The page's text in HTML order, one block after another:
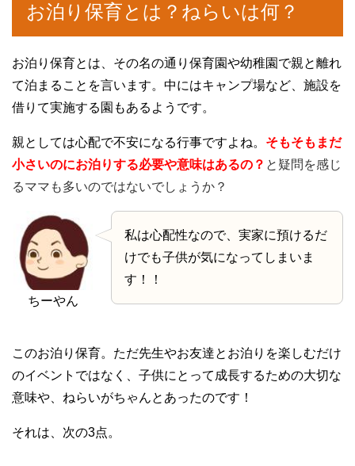
お泊り保育とは？ねらいは何？
お泊り保育とは、その名の通り保育園や幼稚園で親と離れ
て泊まることを言います。中にはキャンプ場など、施設を
借りて実施する園もあるようです。
親としては心配で不安になる行事ですよね。 そもそもまだ
小さいのにお泊りする必要や意味はあるの？ と疑問を感じ
るママも多いのではないでしょうか？
ちーやん
私は心配性なので、実家に預けるだ
けでも子供が気になってしまいま
す！！
このお泊り保育。ただ先生やお友達とお泊りを楽しむだけ
のイベントではなく、子供にとって成長するための大切な
意味や、ねらいがちゃんとあったのです！
それは、次の3点。